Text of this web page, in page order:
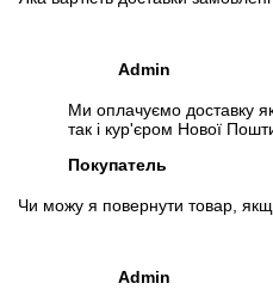
Admin
Ми оплачуємо доставку
так і кур'єром Нової
Покупатель
Чи можу я повернути товар,
Admin